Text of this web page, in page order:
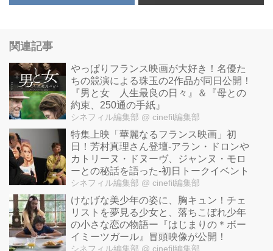
関連記事
やっぱりフランス映画が大好き！名優た
ちの競演による珠玉の2作品が同日公開！
『男と女 人生最良の日々』＆『母との
約束、250通の手紙』
シネフィル編集部 @ cinefil編集部
特集上映「華麗なるフランス映画」初
日！芳村真理さん登壇-アラン・ドロンや
カトリーヌ・ドヌーヴ、ジャンヌ・モロ
ーとの秘話を語った-初日トークイベント
シネフィル編集部 @ cinefil編集部
けなげな美少年の姿に、胸キュン！チェ
リストを夢見る少女と、落ちこぼれ少年
の小さな恋の物語ー『はじまりの＊ボー
イミーツガール』冒頭映像が公開！
シネフィル編集部 @ cinefil編集部